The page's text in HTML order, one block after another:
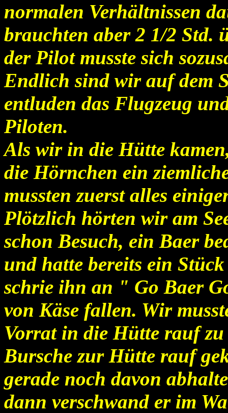
normalen Verhältnissen
brauchten aber 2 1/2 Std.
der Pilot musste sich
Endlich sind wir auf dem
entluden das Flugzeug
Piloten.
Als wir in die Hütte
die Hörnchen ein
mussten zuerst alles
Plötzlich hörten wir am
schon Besuch, ein Baer
und hatte bereits ein
schrie ihn an " Go Baer
von Käse fallen. Wir
Vorrat in die Hütte rauf
Bursche zur Hütte rauf
gerade noch davon
dann verschwand er im